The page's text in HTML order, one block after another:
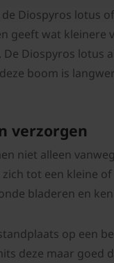
Diospyros lotus
geeft wat
Diospyros lotus
boom is
verzorgen
niet alleen
tot een kleine
bladeren en
op een
deze maar goed